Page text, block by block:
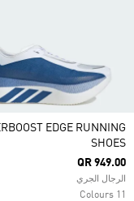
EDGE RUNNING
SHOES
QR 949.00
الرجال الجري
11 Colours